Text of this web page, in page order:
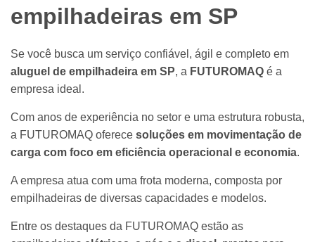
empilhadeiras em SP
Se você busca um serviço confiável, ágil e completo em
aluguel de empilhadeira em SP, a FUTUROMAQ é a
empresa ideal.
Com anos de experiência no setor e uma estrutura robusta,
a FUTUROMAQ oferece soluções em movimentação de
carga com foco em eficiência operacional e economia.
A empresa atua com uma frota moderna, composta por
empilhadeiras de diversas capacidades e modelos.
Entre os destaques da FUTUROMAQ estão as